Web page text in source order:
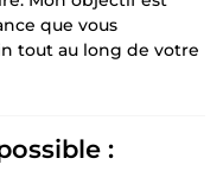
que vous
tout au long de votre
: